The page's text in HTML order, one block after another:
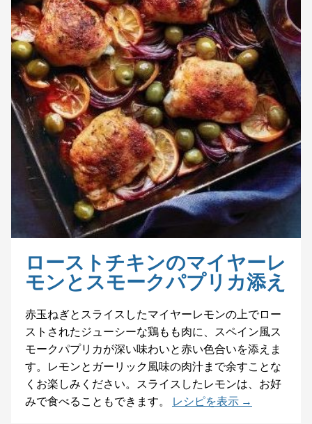
ローストチキンのマイヤーレ
モンとスモークパプリカ添え
赤玉ねぎとスライスしたマイヤーレモンの上でロー
ストされたジューシーな鶏もも肉に、スペイン風ス
モークパプリカが深い味わいと赤い色合いを添えま
す。レモンとガーリック風味の肉汁まで余すことな
くお楽しみください。スライスしたレモンは、お好
みで食べることもできます。
レシピを表示 →